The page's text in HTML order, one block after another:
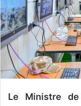
n
c
o
u
r
e
Le Ministre